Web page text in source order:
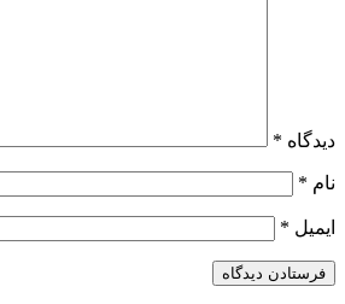
دیدگاه *
نام *
ایمیل *